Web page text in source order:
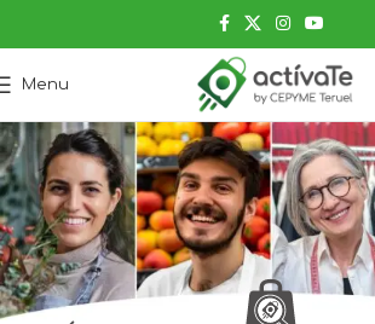
Menu